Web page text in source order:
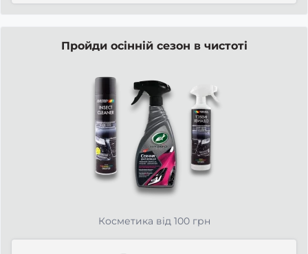
Пройди осінній сезон в чистоті
Косметика від 100 грн